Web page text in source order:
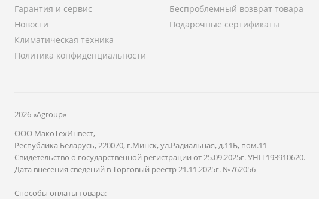
Гарантия и сервис
Новости
Климатическая техника
Политика конфиденциальности
Беспроблемный возврат товара
Подарочные сертификаты
2026 «Agroup»
ООО МакоТехИнвест,
Республика Беларусь, 220070, г.Минск, ул.Радиальная, д.11Б, пом.11
Свидетельство о государственной регистрации от 25.09.2025г. УНП 193910620.
Дата внесения сведений в Торговый реестр 21.11.2025г. №762056
Способы оплаты товара: